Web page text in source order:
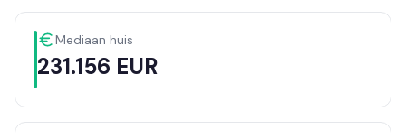
Mediaan huis
231.156 EUR